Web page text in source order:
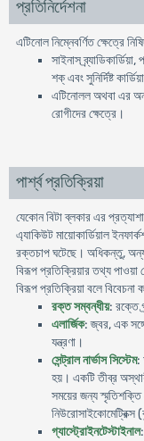
প্রতিনির্দেশনা
এটিনোল নিম্নেবর্ণিত ক্ষেত্রে
সাইনাস
শক্ এবং সুনির্দিষ্ট
এটিনােলল অথবা এর
রােগীদের ক্ষেত্রে।
পার্শ্ব প্রতিক্রিয়া
যেকোন বিটা ব্লকার এর
এ্যাকিউট মায়ােকার্ডিয়াল
রক্তচাপ ঘটেছে। অধিকন্তু,
বিরূপ প্রতিক্রিয়ার তথ্য পাওয়া
বিরূপ প্রতিক্রিয়া বলে বিবেচনা
রক্ত সম্বন্ধীয়: রক্তে
এলার্জিক: জ্বর, এক
যন্ত্রণা।
সেন্ট্রাল নার্ভাস সিস্টেম:
হয়। একটি তীব্র
সময়ের জন্য স্মৃতিশক্তি
নিউরােসাইকোমেট্রিক্স
গ্যাস্ট্রোইনটেস্টাইনাল